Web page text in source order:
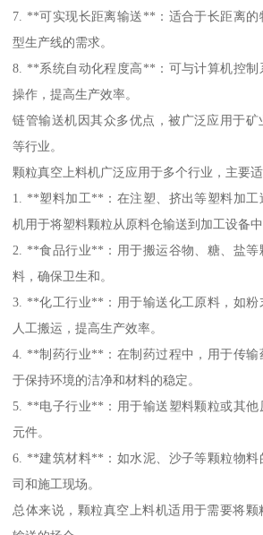
7. **可实现长距离输送**：适合于长距离的
型生产线的需求。
8. **系统自动化程度高**：可与计算机控制
操作，提高生产效率。
链管输送机因其众多优点，被广泛应用于
等行业。
颗粒真空上料机广泛应用于多个行业，主要
1. **塑料加工**：在注塑、挤出等塑料加工
机用于将塑料颗粒从原料仓输送到加工设备中
2. **食品行业**：用于搬运谷物、糖、盐等
料，确保卫生和。
3. **化工行业**：用于输送化工原料，如粉
人工搬运，提高生产效率。
4. **制药行业**：在制药过程中，用于传输
于保持环境的洁净和材料的稳定。
5. **电子行业**：用于输送塑料颗粒或其他
元件。
6. **建筑材料**：如水泥、沙子等颗粒物料
司和施工现场。
总体来说，颗粒真空上料机适用于需要将